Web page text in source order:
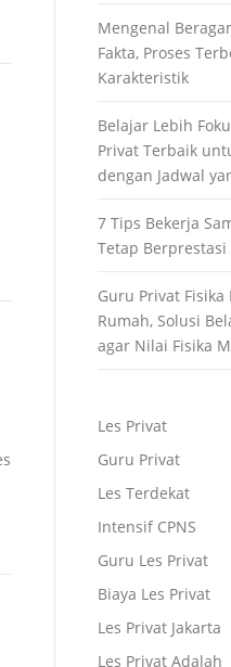
Mengenal
Fakta, Proses
Karakteristik
Belajar Lebih
Privat Terbaik
dengan Jadwal
7 Tips Bekerja
Tetap Berprestasi
Guru Privat Fisika
Rumah, Solusi
agar Nilai Fisika
Les Privat
Guru Privat
Les Terdekat
Intensif CPNS
Guru Les Privat
Biaya Les Privat
Les Privat Jakarta
Les Privat Adalah